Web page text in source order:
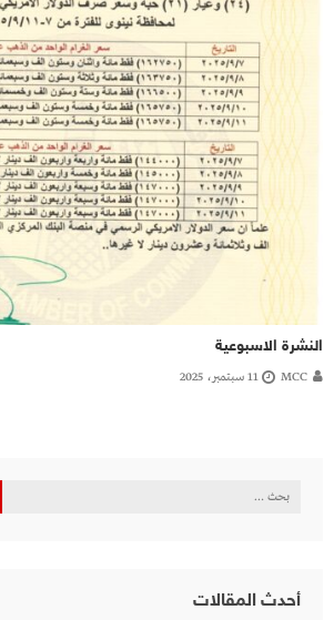
النشرة الاسبوعية
MCC 11 سبتمبر، 2025
البحث
أحدث المقالات